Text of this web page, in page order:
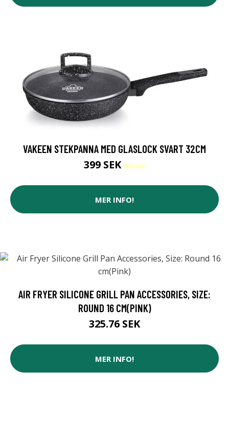
VAKEEN STEKPANNA MED GLASLOCK SVART 32CM
399 SEK499 SEK
MER INFO!
AIR FRYER SILICONE GRILL PAN ACCESSORIES, SIZE:
ROUND 16 CM(PINK)
325.76 SEK
MER INFO!